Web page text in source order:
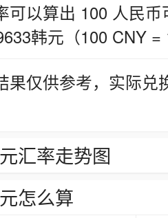
可以算出 100 人民
韩元（100 CNY =
果仅供参考，实际
汇率走势图
怎么算